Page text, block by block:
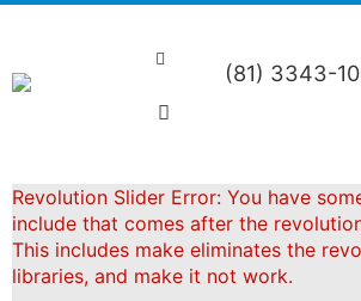
(81) 3343-
Revolution Slider Error: You have
include that comes after the
This includes make eliminates the
libraries, and make it not work.